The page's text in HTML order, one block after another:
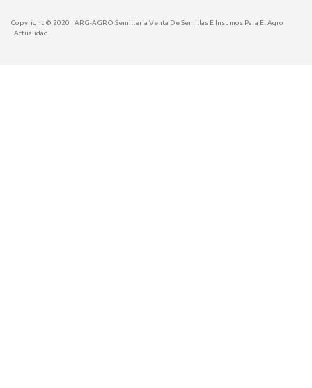
Copyright © 2020
ARG-AGRO Semilleria Venta De Semillas E Insumos Para El Agro
Actualidad